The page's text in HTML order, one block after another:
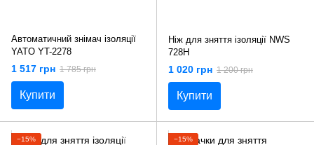
Автоматичний знімач ізоляції
YATO YT-2278
1 517 грн 1 785 грн
Купити
Ніж для зняття ізоляції NWS
728H
1 020 грн 1 200 грн
Купити
−15% −15%